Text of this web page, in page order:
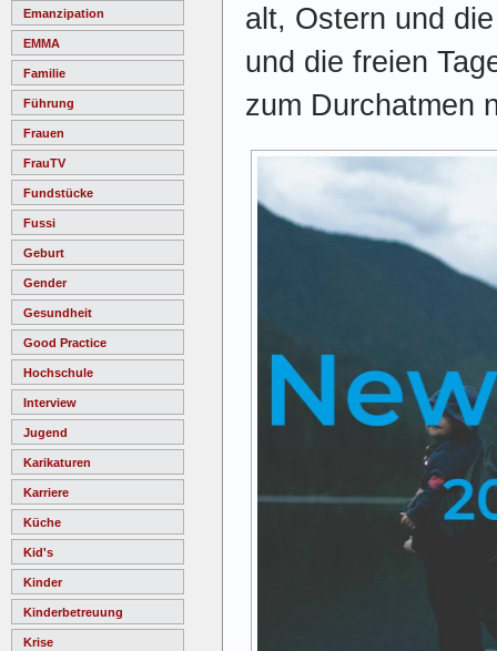
Emanzipation
EMMA
Familie
Führung
Frauen
FrauTV
Fundstücke
Fussi
Geburt
Gender
Gesundheit
Good Practice
Hochschule
Interview
Jugend
Karikaturen
Karriere
Küche
Kid's
Kinder
Kinderbetreuung
Krise
alt, Ostern und
und die freien
zum Durchatmen